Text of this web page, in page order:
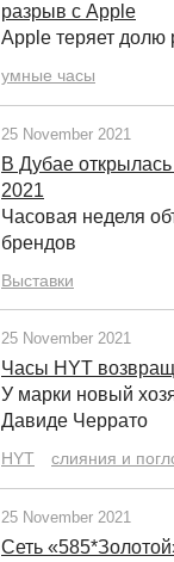
разрыв с Apple
Apple теряет долю
умные часы
25 November 2021
В Дубае
2021
Часовая неделя
брендов
Выставки
25 November 2021
Часы HYT
У марки новый
Давиде Черрато
HYT слияния и
25 November 2021
Сеть